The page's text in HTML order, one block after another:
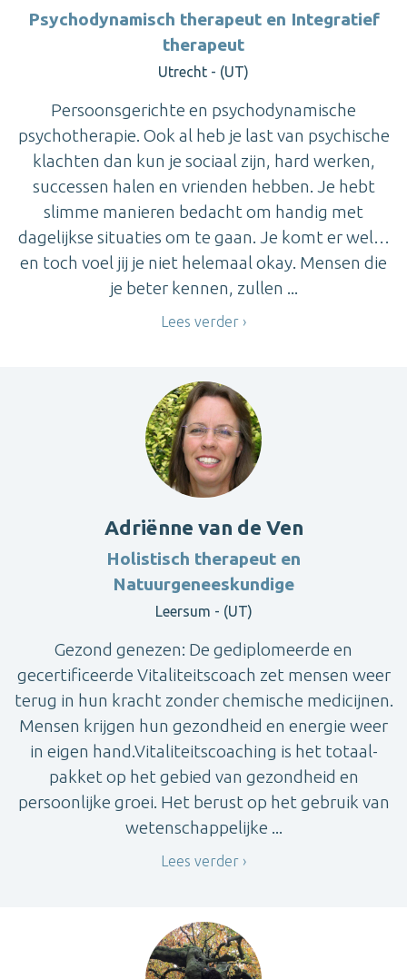
Psychodynamisch therapeut en Integratief
therapeut
Utrecht - (UT)
Persoonsgerichte en psychodynamische
psychotherapie. Ook al heb je last van psychische
klachten dan kun je sociaal zijn, hard werken,
successen halen en vrienden hebben. Je hebt
slimme manieren bedacht om handig met
dagelijkse situaties om te gaan. Je komt er wel…
en toch voel jij je niet helemaal okay. Mensen die
je beter kennen, zullen ...
Lees verder
Adriënne van de Ven
Holistisch therapeut en
Natuurgeneeskundige
Leersum - (UT)
Gezond genezen: De gediplomeerde en
gecertificeerde Vitaliteitscoach zet mensen weer
terug in hun kracht zonder chemische medicijnen.
Mensen krijgen hun gezondheid en energie weer
in eigen hand.Vitaliteitscoaching is het totaal-
pakket op het gebied van gezondheid en
persoonlijke groei. Het berust op het gebruik van
wetenschappelijke ...
Lees verder